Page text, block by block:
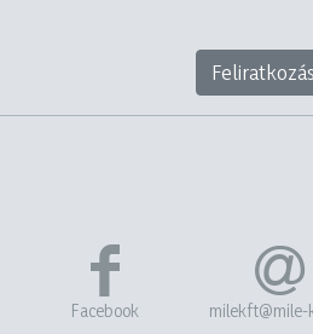
Feliratkozás
Facebook milekft@mile-